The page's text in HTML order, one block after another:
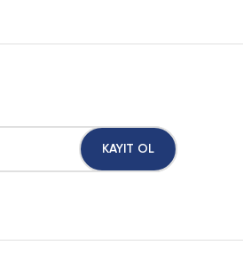
KAYIT OL